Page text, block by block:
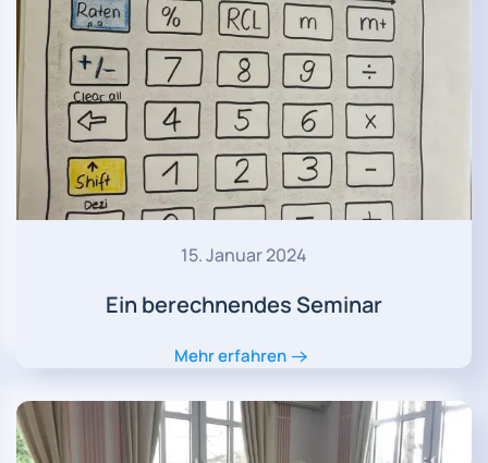
15. Januar 2024
Ein berechnendes Seminar
Mehr erfahren